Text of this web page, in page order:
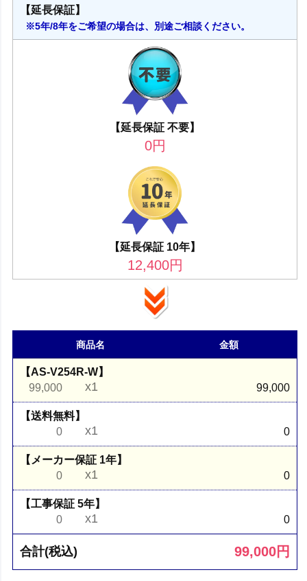
【延長保証】
※5年/8年をご希望の場合は、別途ご相談ください。
【延長保証 不要】
0円
【延長保証 10年】
12,400円
商品名 金額
【AS-V254R-W】
99,000
x1 99,000
【送料無料】
0
x1 0
【メーカー保証 1年】
0
x1 0
【工事保証 5年】
0
x1 0
合計(税込) 99,000円